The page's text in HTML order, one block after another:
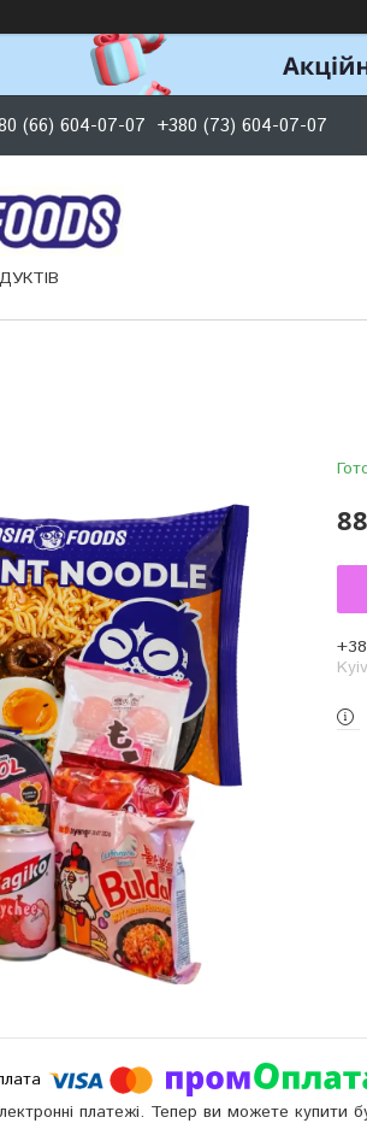
(66) 604-07-07 +380 (73) 604-07-07
платежі. Тепер ви можете